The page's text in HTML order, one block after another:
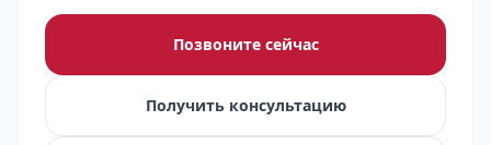
Позвоните сейчас
Получить консультацию